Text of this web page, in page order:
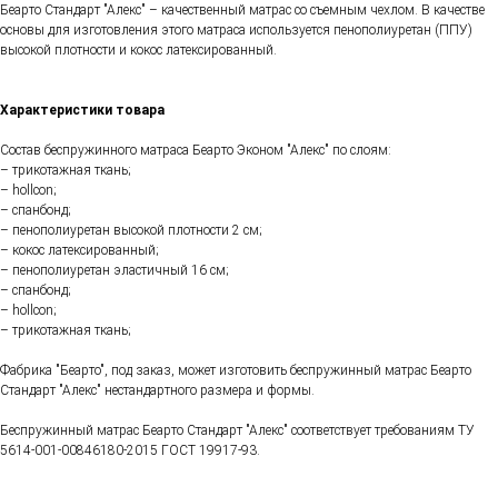
Беарто Стандарт "Алекс" – качественный матрас со съемным чехлом. В качестве
основы для изготовления этого матраса используется пенополиуретан (ППУ)
высокой плотности и кокос латексированный.
Характеристики товара
Состав беспружинного матраса Беарто Эконом "Алекс" по слоям:
– трикотажная ткань;
– hollcon;
– спанбонд;
– пенополиуретан высокой плотности 2 см;
– кокос латексированный;
– пенополиуретан эластичный 16 см;
– спанбонд;
– hollcon;
– трикотажная ткань;
Фабрика "Беарто", под заказ, может изготовить беспружинный матрас Беарто
Стандарт "Алекс" нестандартного размера и формы.
Беспружинный матрас Беарто Стандарт "Алекс" соответствует требованиям ТУ
5614-001-00846180-2015 ГОСТ 19917-93.